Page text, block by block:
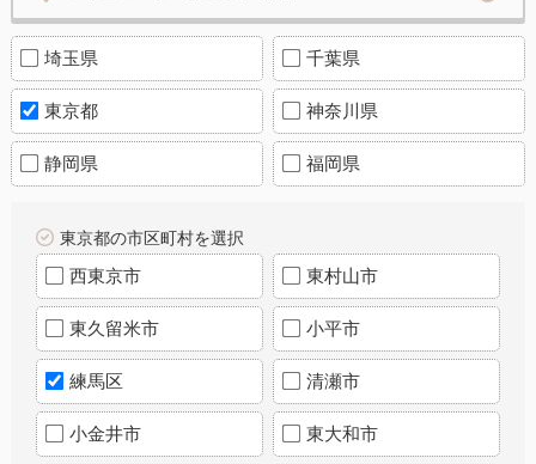
埼玉県 千葉県
東京都 神奈川県
静岡県 福岡県
東京都の市区町村を選択
西東京市 東村山市
東久留米市 小平市
練馬区 清瀬市
小金井市 東大和市